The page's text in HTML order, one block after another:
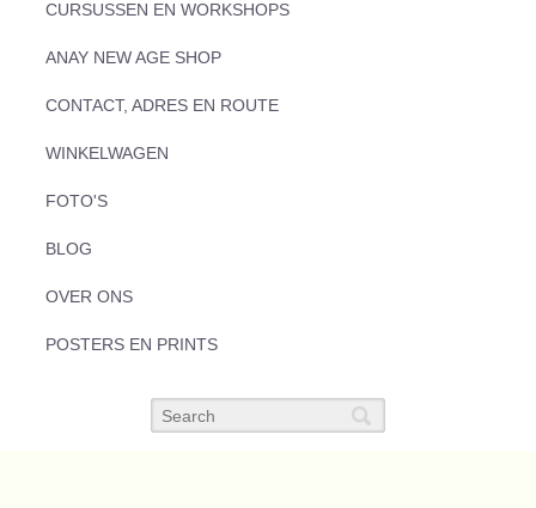
CURSUSSEN EN WORKSHOPS
ANAY NEW AGE SHOP
CONTACT, ADRES EN ROUTE
WINKELWAGEN
FOTO'S
BLOG
OVER ONS
POSTERS EN PRINTS